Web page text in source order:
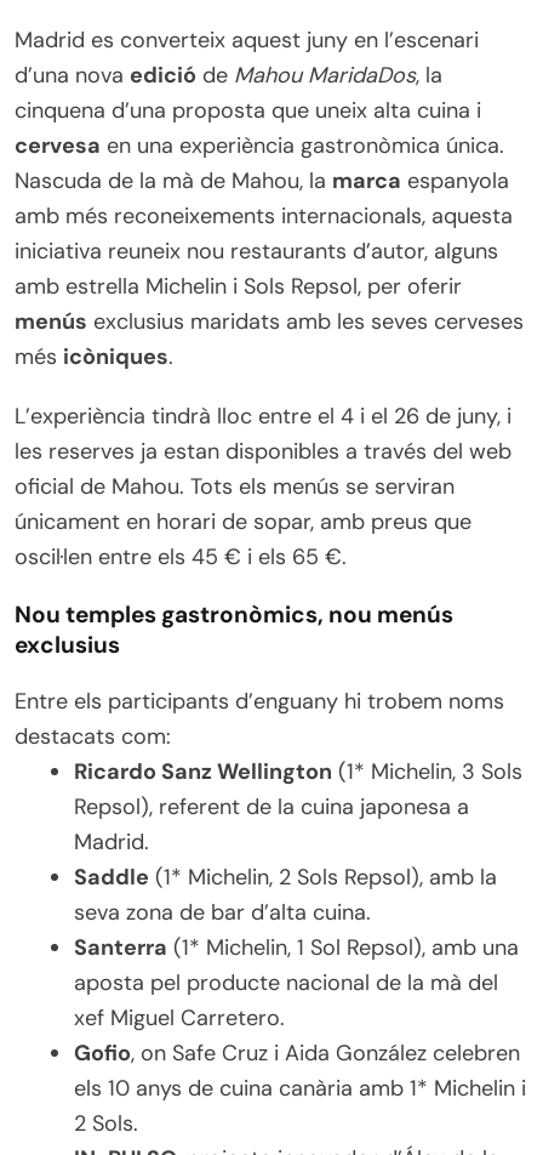
Madrid es converteix aquest juny en l’escenari
d’una nova edició de Mahou MaridaDos, la
cinquena d’una proposta que uneix alta cuina i
cervesa en una experiència gastronòmica única.
Nascuda de la mà de Mahou, la marca espanyola
amb més reconeixements internacionals, aquesta
iniciativa reuneix nou restaurants d’autor, alguns
amb estrella Michelin i Sols Repsol, per oferir
menús exclusius maridats amb les seves cerveses
més icòniques.
L’experiència tindrà lloc entre el 4 i el 26 de juny, i
les reserves ja estan disponibles a través del web
oficial de Mahou. Tots els menús se serviran
únicament en horari de sopar, amb preus que
oscil·len entre els 45 € i els 65 €.
Nou temples gastronòmics, nou menús
exclusius
Entre els participants d’enguany hi trobem noms
destacats com:
Ricardo Sanz Wellington (1* Michelin, 3 Sols
Repsol), referent de la cuina japonesa a
Madrid.
Saddle (1* Michelin, 2 Sols Repsol), amb la
seva zona de bar d’alta cuina.
Santerra (1* Michelin, 1 Sol Repsol), amb una
aposta pel producte nacional de la mà del
xef Miguel Carretero.
Gofio, on Safe Cruz i Aida González celebren
els 10 anys de cuina canària amb 1* Michelin i
2 Sols.